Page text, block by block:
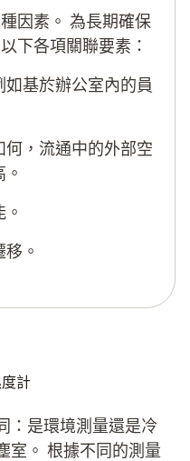
因素。 為長期確保
下各項關聯要素：
基於辦公室內的員
，流通中的外部空
。
計
：是環境測量還是冷
室。 根據不同的測量